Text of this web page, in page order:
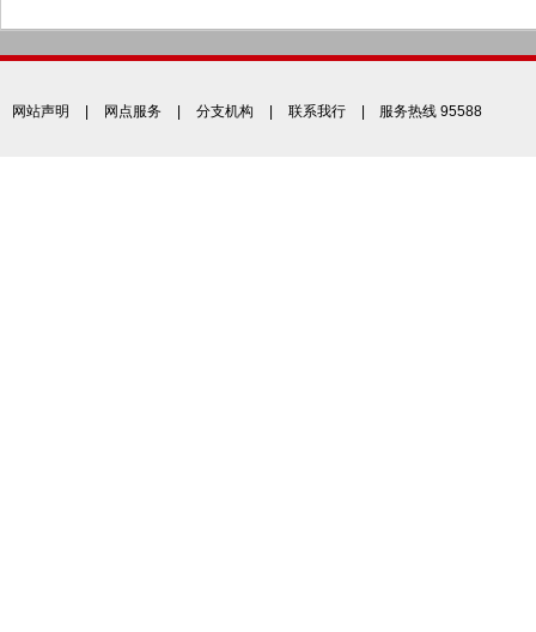
网站声明 网点服务 分支机构 联系我行 | 服务热线 95588